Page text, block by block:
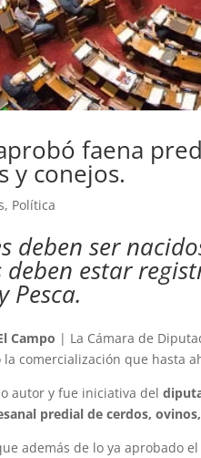
faena
y conejos.
, Política
deben ser
estar
Pesca.
Campo | La Cámara de
comercialización que hasta
autor y fue iniciativa del
predial de cerdos,
además de lo ya aprobado